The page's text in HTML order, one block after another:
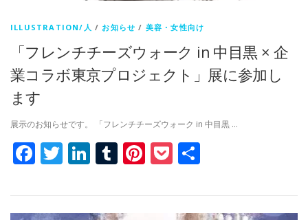
ILLUSTRATION/人 /お知らせ / 美容・女性向け
「フレンチチーズウォーク in 中目黒 × 企
業コラボ東京プロジェクト」展に参加し
ます
展示のお知らせです。 「フレンチチーズウォーク in 中目黒 …
Facebook
Twitter
LinkedIn
Tumblr
Pinterest
Pocket